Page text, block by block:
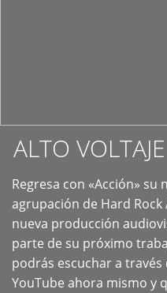
ALTO VOLTAJE
Regresa con «Acción»
agrupación de Hard
nueva producción
parte de su próximo
podrás escuchar a
YouTube ahora mismo y